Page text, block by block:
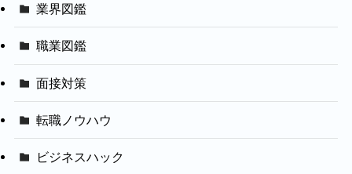
業界図鑑
職業図鑑
面接対策
転職ノウハウ
ビジネスハック